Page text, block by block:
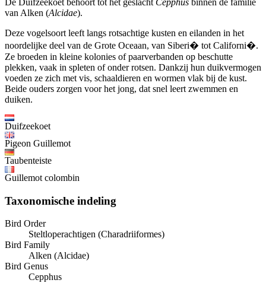
De Duifzeekoet behoort tot het geslacht Cepphus binnen de familie
van Alken (Alcidae).
Deze vogelsoort leeft langs rotsachtige kusten en eilanden in het
noordelijke deel van de Grote Oceaan, van Siberi� tot Californi�.
Ze broeden in kleine kolonies of paarverbanden op beschutte
plekken, vaak in spleten of onder rotsen. Dankzij hun duikvermogen
voeden ze zich met vis, schaaldieren en wormen vlak bij de kust.
Beide ouders zorgen voor het jong, dat snel leert zwemmen en
duiken.
Duifzeekoet
Pigeon Guillemot
Taubenteiste
Guillemot colombin
Taxonomische indeling
Bird Order
Steltloperachtigen (Charadriiformes)
Bird Family
Alken (Alcidae)
Bird Genus
Cepphus